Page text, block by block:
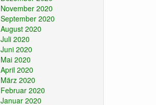
November 2020
September 2020
August 2020
Juli 2020
Juni 2020
Mai 2020
April 2020
März 2020
Februar 2020
Januar 2020